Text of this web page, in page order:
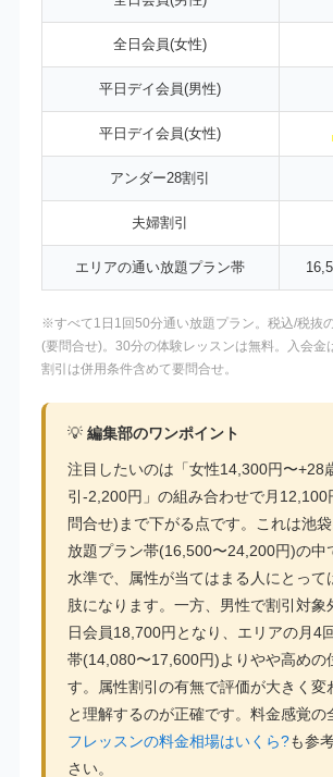
全日会員(女性)
平日デイ会員(男性)
平日デイ会員(女性)
アンダー28割引
夫婦割引
エリアの通い放題プラン帯
※すべて1日1回50分通い放題プラン。税込/税抜
(要問合せ)。30分の体験レッスンは無料。入会金
割引は併用条件含めて要問合せ。
💡 編集部のワンポイント
注目したいのは「女性14,300円〜+28
引-2,200円」の組み合わせで月12,100
問合せ)まで下がる点です。これは池
放題プラン帯(16,500〜24,200円)の中
水準で、属性が当てはまる人にとって
肢になります。一方、男性で割引対象
日会員18,700円となり、エリアの月4
帯(14,080〜17,600円)よりやや高めの
す。属性割引の有無で評価が大きく変
と理解するのが正確です。料金感覚の
フレッスンの料金相場はいくら?も参
さい。